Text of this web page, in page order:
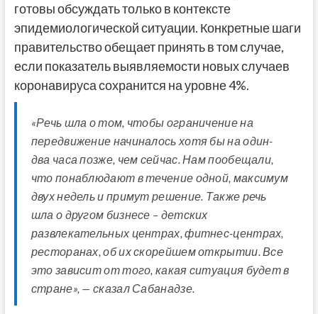
готовы обсуждать только в контексте
эпидемиологической ситуации. Конкретные шаги
правительство обещает принять в том случае,
если показатель выявляемости новых случаев
коронавируса сохранится на уровне 4%.
«Речь шла о том, чтобы ограничение на
передвижение начиналось хотя бы на один-
два часа позже, чем сейчас. Нам пообещали,
что понаблюдают в течение одной, максимум
двух недель и примут решение. Также речь
шла о другом бизнесе – детских
развлекательных центрах, фитнес-центрах,
ресторанах, об их скорейшем открытии. Все
это зависит от того, какая ситуация будет в
стране», — сказал Сабанадзе.